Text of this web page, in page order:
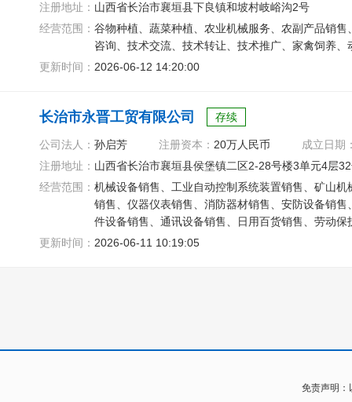
注册地址： 山西省长治市襄垣县下良镇和坡村岐峪沟2号
经营范围： 谷物种植、蔬菜种植、农业机械服务、农副产品销
咨询、技术交流、技术转让、技术推广、家禽饲养、
更新时间： 2026-06-12 14:20:00
长治市永晋工贸有限公司 存续
公司法人： 孙启芳 注册资本： 20万人民币
成立日期
注册地址： 山西省长治市襄垣县侯堡镇二区2-28号楼3单元4层
经营范围： 机械设备销售、工业自动控制系统装置销售、矿山
销售、仪器仪表销售、消防器材销售、安防设备销
件设备销售、通讯设备销售、日用百货销售、劳动
办公设备销售
更新时间： 2026-06-11 10:19:05
免责声明：